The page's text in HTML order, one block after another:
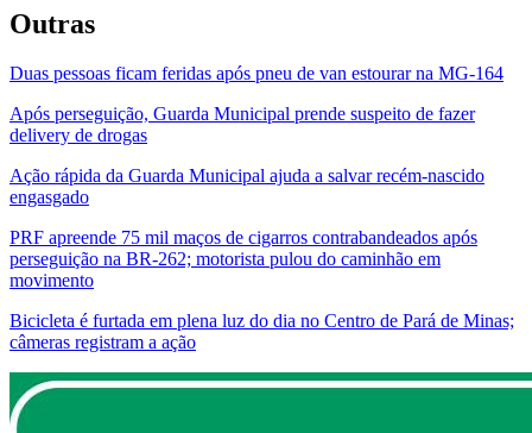
Outras
Duas pessoas ficam feridas após pneu de van estourar na MG-164
Após perseguição, Guarda Municipal prende suspeito de fazer
delivery de drogas
Ação rápida da Guarda Municipal ajuda a salvar recém-nascido
engasgado
PRF apreende 75 mil maços de cigarros contrabandeados após
perseguição na BR-262; motorista pulou do caminhão em
movimento
Bicicleta é furtada em plena luz do dia no Centro de Pará de Minas;
câmeras registram a ação